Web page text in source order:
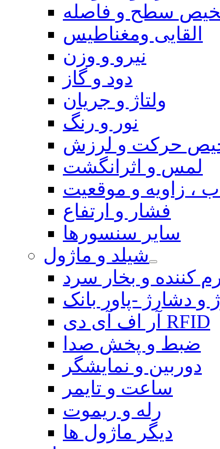
سطح و فاصله
القایی ومغناطیس
نیرو و وزن
دود و گاز
ولتاژ و جریان
نور و رنگ
حرکت و لرزش
لمس و اثرانگشت
، زاویه و موقعیت
فشار و ارتفاع
سایر سنسورها
شیلد و ماژول
کننده و بخار سرد
و دشارژ -پاور بانک
آر اف آی دی RFID
ضبط و پخش صدا
دوربین و نمایشگر
ساعت و تایمر
رله و ریموت
دیگر ماژول ها